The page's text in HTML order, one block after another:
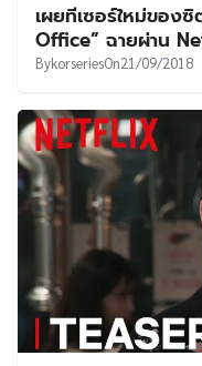
เผยทีเซอร์ใหม่ของ
Office” ฉายผ่าน
BykorseriesOn21/09/2018